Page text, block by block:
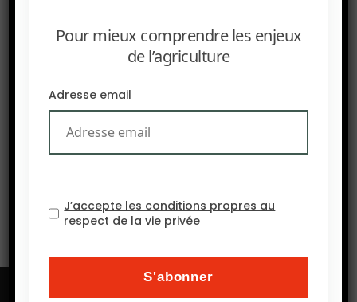
Pour mieux comprendre les enjeux
de l’agriculture
Adresse email
J’accepte les conditions propres au
respect de la vie privée